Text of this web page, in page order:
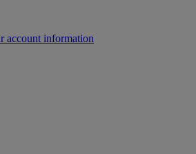
account information